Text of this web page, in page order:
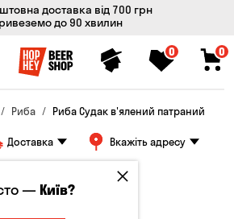
доставка від 700 грн
до 90 хвилин
0 0
Риба Риба Судак в'ялений патраний
Доставка Вкажіть адресу
—Київ?